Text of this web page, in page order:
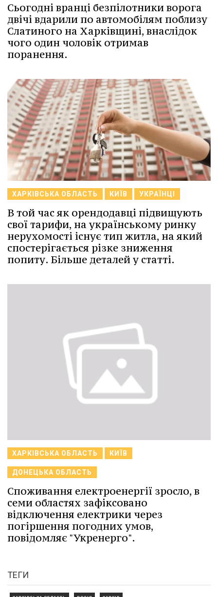
Сьогодні вранці безпілотники ворога
двічі вдарили по автомобілям поблизу
Слатиного на Харківщині, внаслідок
чого один чоловік отримав
поранення.
ХАРКІВСЬКА ОБЛАСТЬ КИЇВ УКРАЇНЦІ
В той час як орендодавці підвищують
свої тарифи, на українському ринку
нерухомості існує тип житла, на який
спостерігається різке зниження
попиту. Більше деталей у статті.
ХАРКІВСЬКА ОБЛАСТЬ КИЇВ
ДОНЕЦЬКА ОБЛАСТЬ
Споживання електроенергії зросло, в
семи областях зафіксовано
відключення електрики через
погіршення погодних умов,
повідомляє "Укренерго".
ТЕГИ